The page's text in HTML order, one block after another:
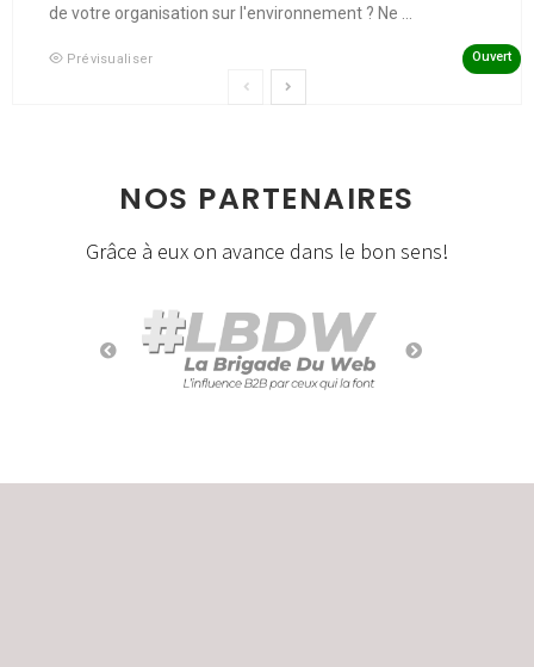
de votre organisation sur l'environnement ? Ne ...
Prévisualiser Ouvert
NOS PARTENAIRES
Grâce à eux on avance dans le bon sens!